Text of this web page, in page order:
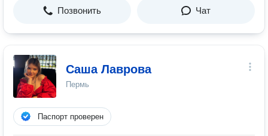
Позвонить Чат
Саша Лаврова
Пермь
Паспорт проверен